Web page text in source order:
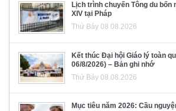
Lịch trình chuyến Tông du
XIV tại Pháp
Thứ Bảy 08.08.2026
Kết thúc Đại hội Giáo lý toàn
06/8/2026) – Bản ghi nhớ
Thứ Bảy 08.08.2026
Mục tiêu năm 2026: Cầu